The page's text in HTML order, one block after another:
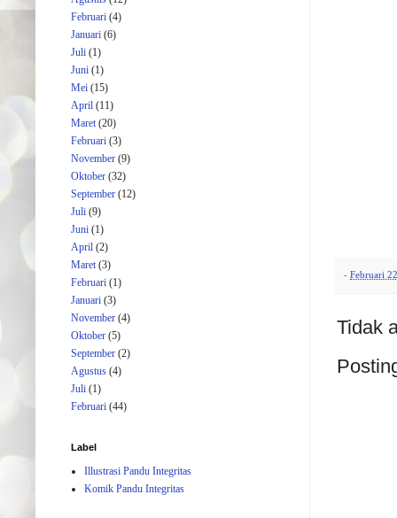
- Februari
Tidak
Februari (4)
Januari (6)
Juli (1)
Juni (1)
Mei (15)
April (11)
Maret(20)
Februari (3)
November (9)
Oktober (32)
September (12)
Juli (9)
Juni (1)
April (2)
Maret(3)
Februari (1)
Januari (3)
November (4)
Oktober (5)
September (2)
Agustus (4)
Juli (1)
Februari (44)
Label
Illustrasi Pandu Integritas
Komik Pandu Integritas